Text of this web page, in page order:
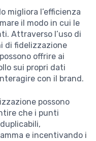
migliora l’efficienza
il modo in cui le
Attraverso l’uso di
di fidelizzazione
offrire ai
sui propri dati
con il brand.
possono
che i punti
e incentivando i